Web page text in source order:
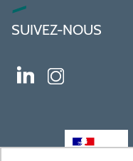
SUIVEZ-NOUS